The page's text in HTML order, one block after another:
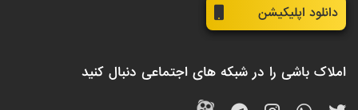
دانلود اپلیکیشن
املاک باشی را در شبکه های اجتماعی دنبال کنید